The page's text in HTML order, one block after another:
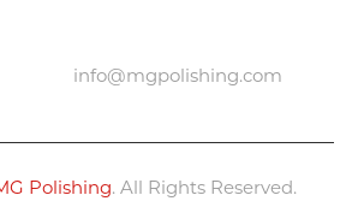
info@mgpolishing.com
Polishing. All Rights Reserved.